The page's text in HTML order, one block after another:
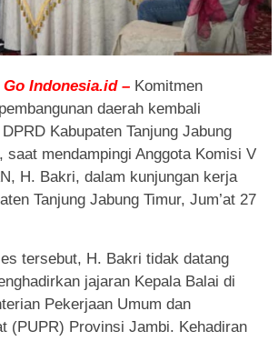
Go Indonesia.id – Komitmen
daerah kembali
Kabupaten Tanjung Jabung
saat mendampingi Anggota Komisi V
H. Bakri, dalam kunjungan kerja
Tanjung Jabung Timur, Jum’at 27
tersebut, H. Bakri tidak datang
jajaran Kepala Balai di
Pekerjaan Umum dan
(PUPR) Provinsi Jambi. Kehadiran